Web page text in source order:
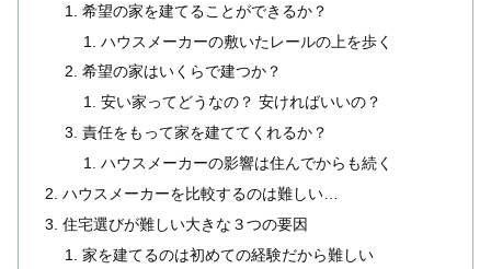
希望の家を建てることができるか？
ハウスメーカーの敷いたレールの上を歩く
希望の家はいくらで建つか？
安い家ってどうなの？ 安ければいいの？
責任をもって家を建ててくれるか？
ハウスメーカーの影響は住んでからも続く
ハウスメーカーを比較するのは難しい…
住宅選びが難しい大きな３つの要因
家を建てるのは初めての経験だから難しい